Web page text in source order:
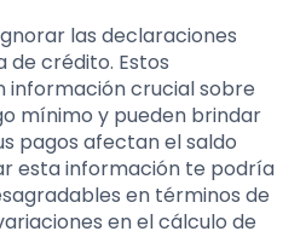
las declaraciones
de crédito. Estos
información crucial sobre
mínimo y pueden brindar
pagos afectan el saldo
esta información te podría
en términos de
en el cálculo de